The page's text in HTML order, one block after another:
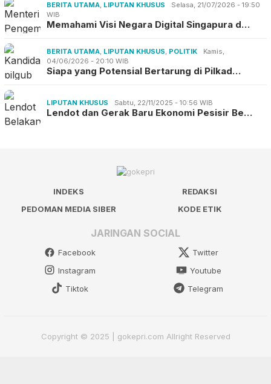
BERITA UTAMA, LIPUTAN KHUSUS
Selasa, 21/07/2026 - 19:50
WIB
Memahami Visi Negara Digital Singapura d…
BERITA UTAMA, LIPUTAN KHUSUS, POLITIK
Kamis,
04/06/2026 - 20:10 WIB
Siapa yang Potensial Bertarung di Pilkad…
LIPUTAN KHUSUS Sabtu, 22/11/2025 - 10:56 WIB
Lendot dan Gerak Baru Ekonomi Pesisir Be…
INDEKS
REDAKSI
PEDOMAN MEDIA SIBER
KODE ETIK
JARINGAN SOCIAL
Facebook
Twitter
Instagram
Youtube
Tiktok
Telegram
Copyright © 2025 | gokepri.com Allright Reserved